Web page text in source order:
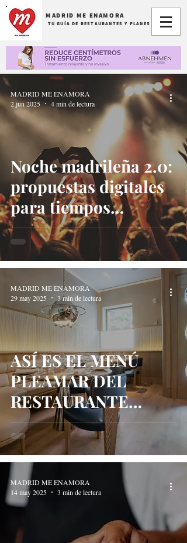
MADRID ME ENAMORA
TU GUÍA DE RESTAURANTES Y PLANES
Noche madrileña 2.0:
propuestas digitales
para tiempos
modernos
MADRID ME ENAMORA
2 jun 2025
4 min de lectura
ASÍ ES EL MENÚ
PLEAMAR DEL
RESTAURANTE
BISTRONOMIKA
DEL CHEF CARLOS
DEL PORTILLO
MADRID ME ENAMORA
29 may 2025
3 min de lectura
MADRID ME ENAMORA
14 may 2025
3 min de lectura